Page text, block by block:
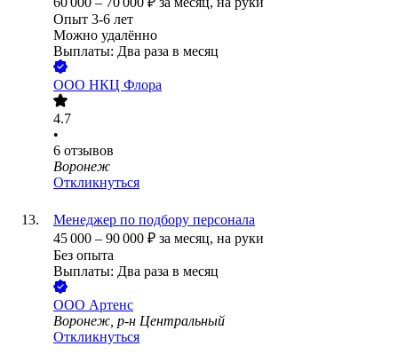
Опыт 3-6 лет
Можно удалённо
Выплаты: Два раза в месяц
ООО НКЦ Флора
4.7
•
6 отзывов
Воронеж
Откликнуться
Менеджер по подбору персонала
45 000 – 90 000 ₽ за месяц, на руки
Без опыта
Выплаты: Два раза в месяц
ООО Артенс
Воронеж, р-н Центральный
Откликнуться